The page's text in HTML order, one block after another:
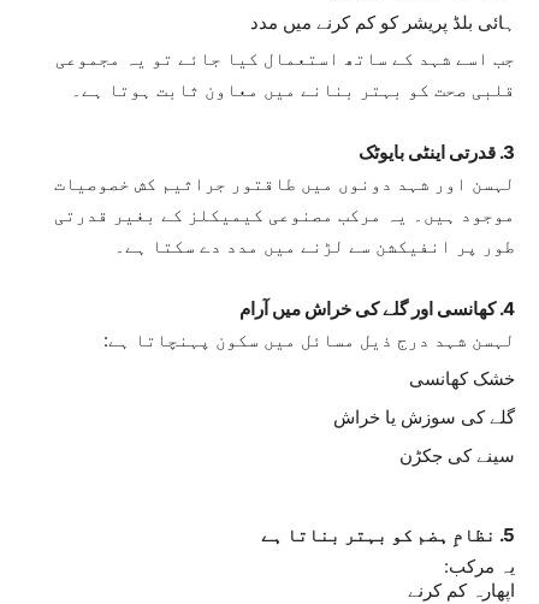
ہائی بلڈ پریشر کو کم کرنے میں مدد
جب اسے شہد کے ساتھ استعمال کیا جائے تو یہ مجموعی
قلبی صحت کو بہتر بنانے میں معاون ثابت ہوتا ہے۔
3. قدرتی اینٹی بایوٹک
لہسن اور شہد دونوں میں طاقتور جراثیم کش خصوصیات
موجود ہیں۔ یہ مرکب مصنوعی کیمیکلز کے بغیر قدرتی
طور پر انفیکشن سے لڑنے میں مدد دے سکتا ہے۔
4. کھانسی اور گلے کی خراش میں آرام
لہسن شہد درج ذیل مسائل میں سکون پہنچاتا ہے:
خشک کھانسی
گلے کی سوزش یا خراش
سینے کی جکڑن
5. نظامِ ہضم کو بہتر بناتا ہے
یہ مرکب:
اپھارہ کم کرنے